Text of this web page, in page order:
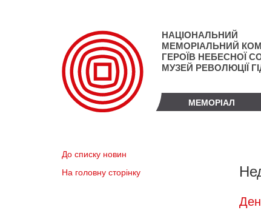
НАЦІОНАЛЬНИЙ
МЕМОРІАЛЬНИЙ
ГЕРОЇВ НЕБЕСНОЇ
МУЗЕЙ РЕВОЛЮЦІЇ
МЕМОРІАЛ
До списку новин
На головну сторінку